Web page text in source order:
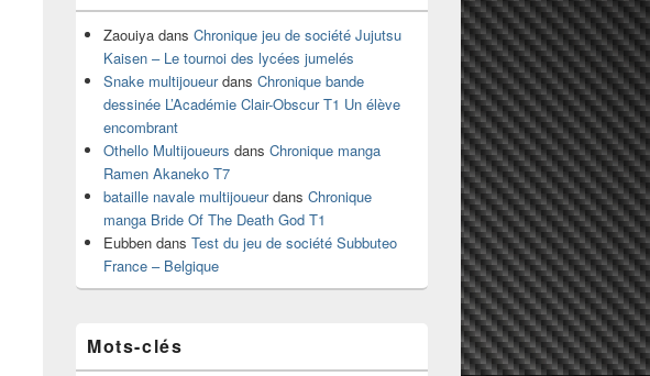
Zaouiya dans Chronique jeu de société Jujutsu
Kaisen – Le tournoi des lycées jumelés
Snake multijoueurdans Chronique bande
dessinée L’Académie Clair-Obscur T1 Un élève
encombrant
Othello Multijoueurs dans Chronique manga
Ramen Akaneko T7
bataille navale multijoueurdans Chronique
manga Bride Of The Death God T1
Eubben dans Test du jeu de société Subbuteo
France – Belgique
Mots-clés